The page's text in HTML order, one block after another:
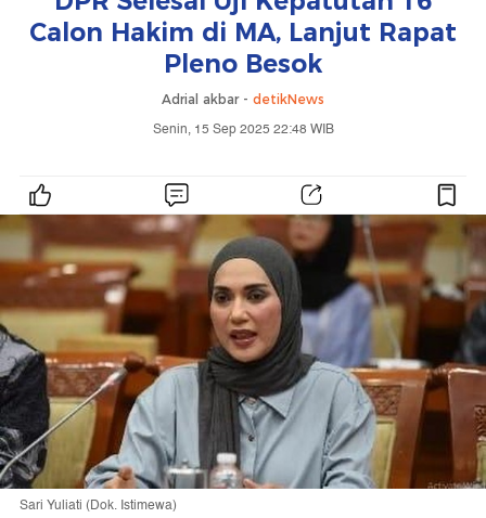
Calon Hakim di MA, Lanjut Rapat
Pleno Besok
Adrial akbar - detikNews
Senin, 15 Sep 2025 22:48 WIB
Sari Yuliati (Dok. Istimewa)